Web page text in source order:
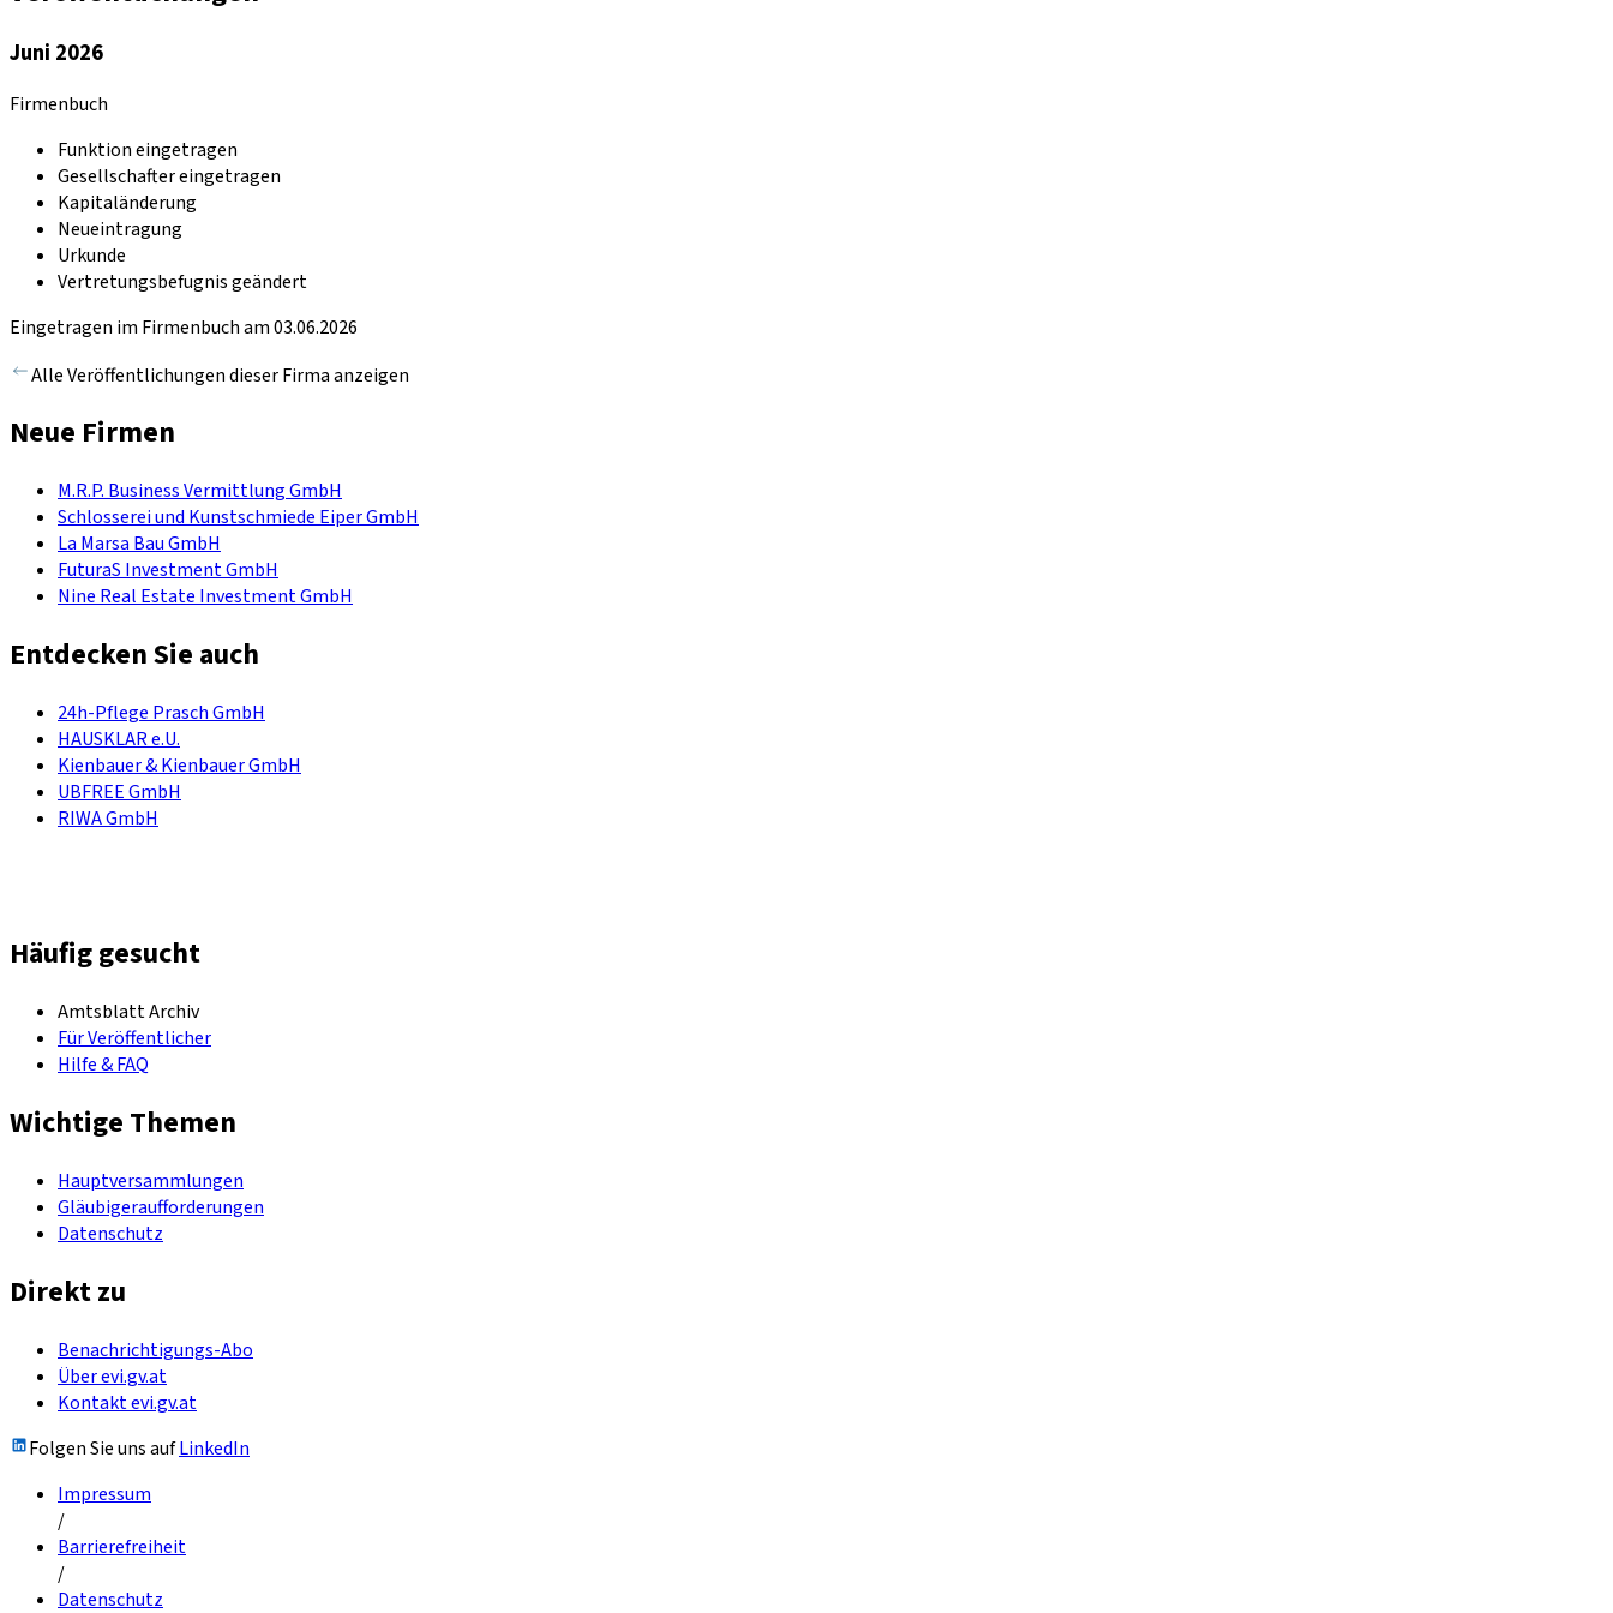
Juni 2026
Firmenbuch
Funktion eingetragen
Gesellschafter eingetragen
Kapitaländerung
Neueintragung
Urkunde
Vertretungsbefugnis geändert
Eingetragen im Firmenbuch am 03.06.2026
Alle Veröffentlichungen dieser Firma anzeigen
Neue Firmen
M.R.P. Business Vermittlung GmbH
Schlosserei und Kunstschmiede Eiper GmbH
La Marsa Bau GmbH
FuturaS Investment GmbH
Nine Real Estate Investment GmbH
Entdecken Sie auch
24h-Pflege Prasch GmbH
HAUSKLAR e.U.
Kienbauer & Kienbauer GmbH
UBFREE GmbH
RIWA GmbH
Häufig gesucht
Amtsblatt Archiv
Für Veröffentlicher
Hilfe & FAQ
Wichtige Themen
Hauptversammlungen
Gläubigeraufforderungen
Datenschutz
Direkt zu
Benachrichtigungs-Abo
Über evi.gv.at
Kontakt evi.gv.at
Folgen Sie uns aufLinkedIn
Impressum
/
Barrierefreiheit
/
Datenschutz